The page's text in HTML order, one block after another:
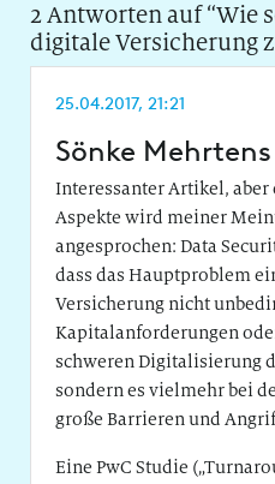
2 Antworten auf “Wie
digitale Versicherung
25.04.2017, 21:21
Sönke Mehrtens
Interessanter Artikel,
Aspekte wird meiner
angesprochen: Data
dass das Hauptproblem
Versicherung nicht
Kapitalanforderungen
schweren Digitalisierung
sondern es vielmehr bei
große Barrieren und
Eine PwC Studie